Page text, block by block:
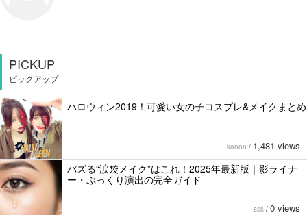
PICKUP
ピックアップ
ハロウィン2019！可愛い女の子コスプレ&メイクまとめ
kanon / 1,481 views
バズる“涙袋メイク”はこれ！2025年最新版｜影ライナ
ー・ぷっくり演出の完全ガイド
sss / 0 views